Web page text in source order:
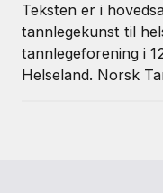
Teksten er i
tannlegekunst til
tannlegeforening i
Helseland. Norsk